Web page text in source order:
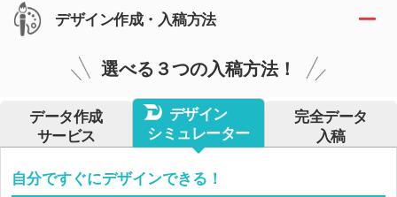
デザイン作成・入稿方法
選べる３つの入稿方法！
データ作成
サービス
デザイン
シミュレーター
完全データ
入稿
自分ですぐにデザインできる！